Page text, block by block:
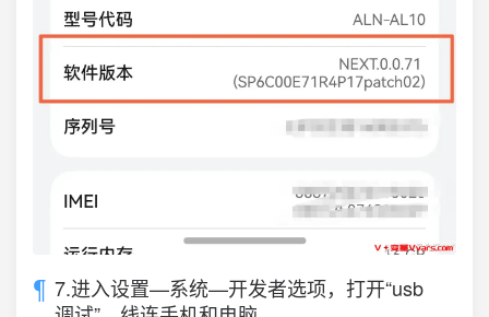
7.进入设置—系统—开发者选项，打开“usb